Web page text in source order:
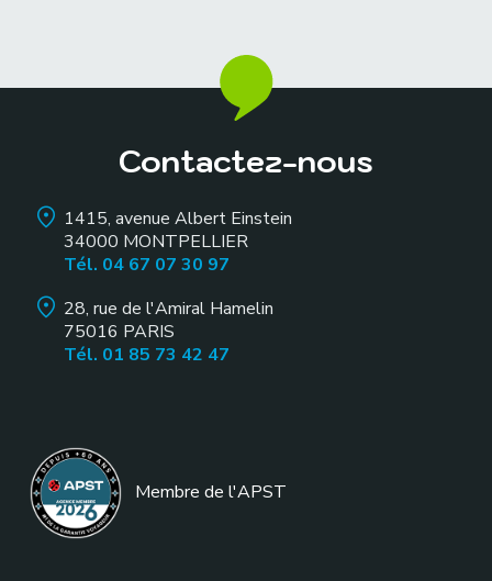
Contactez-nous
1415, avenue Albert Einstein
34000 MONTPELLIER
Tél. 04 67 07 30 97
28, rue de l'Amiral Hamelin
75016 PARIS
Tél. 01 85 73 42 47
Membre de l'APST